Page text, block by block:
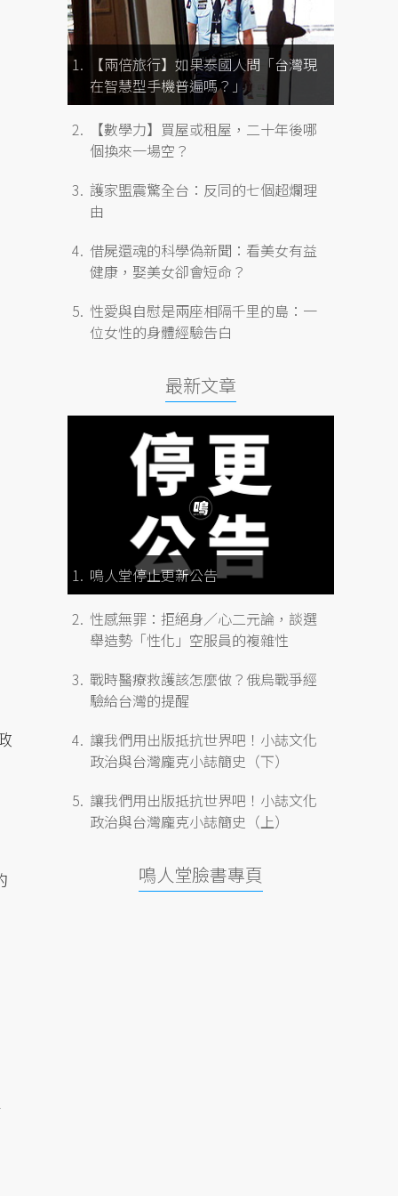
【兩倍旅行】如果泰國人問「台灣現
在智慧型手機普遍嗎？」
【數學力】買屋或租屋，二十年後哪
個換來一場空？
護家盟震驚全台：反同的七個超爛理
由
借屍還魂的科學偽新聞：看美女有益
健康，娶美女卻會短命？
性愛與自慰是兩座相隔千里的島：一
位女性的身體經驗告白
最新文章
鳴人堂停止更新公告
性感無罪：拒絕身／心二元論，談選
舉造勢「性化」空服員的複雜性
戰時醫療救護該怎麼做？俄烏戰爭經
驗給台灣的提醒
讓我們用出版抵抗世界吧！小誌文化
政治與台灣龐克小誌簡史（下）
讓我們用出版抵抗世界吧！小誌文化
政治與台灣龐克小誌簡史（上）
鳴人堂臉書專頁